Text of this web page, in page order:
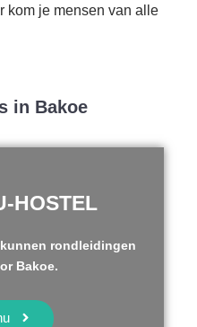
kom je mensen van alle
in Bakoe
HOSTEL
rondleidingen
Bakoe.